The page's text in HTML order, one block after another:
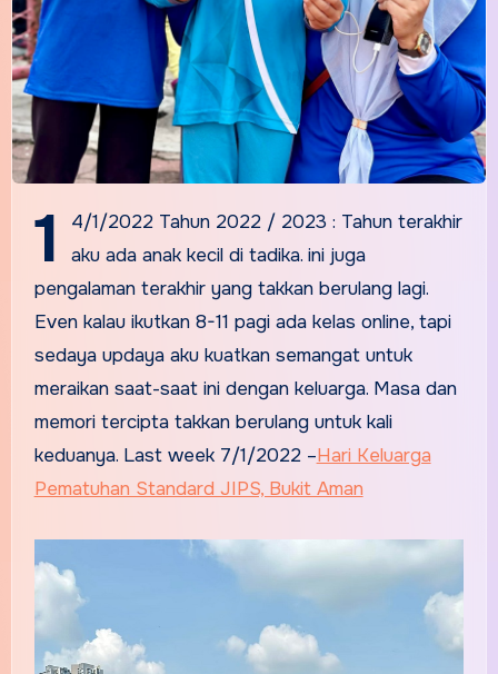
1
4/1/2022 Tahun 2022 / 2023 : Tahun terakhir
aku ada anak kecil di tadika. ini juga
pengalaman terakhir yang takkan berulang lagi.
Even kalau ikutkan 8-11 pagi ada kelas online, tapi
sedaya updaya aku kuatkan semangat untuk
meraikan saat-saat ini dengan keluarga. Masa dan
memori tercipta takkan berulang untuk kali
keduanya. Last week 7/1/2022 –Hari Keluarga
Pematuhan Standard JIPS, Bukit Aman